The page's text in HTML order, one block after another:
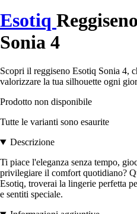
Esotiq
Sonia 4
Scopri il reggiseno Esotiq Sonia 4,
valorizzare la tua silhouette ogni
Prodotto non disponibile
Tutte le varianti sono esaurite
Descrizione
Ti piace l'eleganza senza tempo,
privilegiare il comfort quotidiano?
Esotiq, troverai la lingerie perfetta
e sentiti speciale.